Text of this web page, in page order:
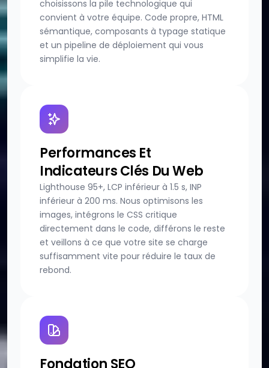
choisissons la pile technologique qui
convient à votre équipe. Code propre, HTML
sémantique, composants à typage statique
et un pipeline de déploiement qui vous
simplifie la vie.
Performances Et
Indicateurs Clés Du Web
Lighthouse 95+, LCP inférieur à 1.5 s, INP
inférieur à 200 ms. Nous optimisons les
images, intégrons le CSS critique
directement dans le code, différons le reste
et veillons à ce que votre site se charge
suffisamment vite pour réduire le taux de
rebond.
Fondation SEO